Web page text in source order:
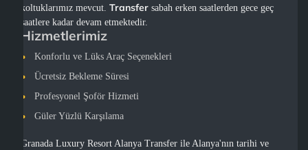
koltuklarımız mevcut.Transfer sabah erken saatlerden gece geç
saatlere kadar devam etmektedir.
Hizmetlerimiz
Konforlu ve Lüks Araç Seçenekleri
Ücretsiz Bekleme Süresi
Profesyonel Şoför Hizmeti
Güler Yüzlü Karşılama
Granada Luxury Resort Alanya Transfer ile Alanya'nın tarihi ve